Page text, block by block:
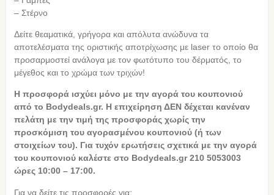
– Στέρνο
Δείτε θεαματικά, γρήγορα και απόλυτα ανώδυνα τα
αποτελέσματα της οριστικής αποτρίχωσης με laser το οποίο θα
προσαρμοστεί ανάλογα με τον φωτότυπο του δέρματός, το
μέγεθος και το χρώμα των τριχών!
Η προσφορά ισχύει μόνο με την αγορά του κουπονιού
από το Bodydeals.gr. Η επιχείρηση ΔΕΝ δέχεται κανέναν
πελάτη με την τιμή της προσφοράς χωρίς την
προσκόμιση του αγορασμένου κουπονιού (ή των
στοιχείων του). Για τυχόν ερωτήσεις σχετικά με την αγορά
του κουπονιού καλέστε στο Bodydeals.gr 210 5053003
ώρες 10:00 – 17:00.
Για να δείτε τις προσφορές για: